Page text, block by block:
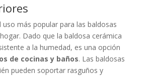
uso más popular para las baldosas
Dado que la baldosa cerámica
a la humedad, es una opción
de cocinas y baños. Las baldosas
pueden soportar rasguños y